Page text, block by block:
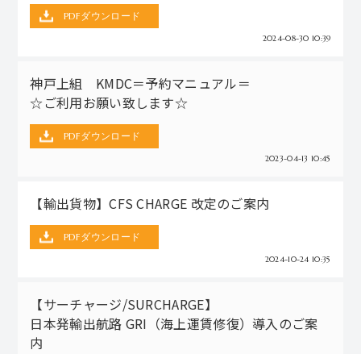
PDFダウンロード
2024-08-30 10:39
神戸上組 KMDC＝予約マニュアル＝
☆ご利用お願い致します☆
PDFダウンロード
2023-04-13 10:45
【輸出貨物】CFS CHARGE 改定のご案内
PDFダウンロード
2024-10-24 10:35
【サーチャージ/SURCHARGE】
日本発輸出航路 GRI（海上運賃修復）導入のご案
内